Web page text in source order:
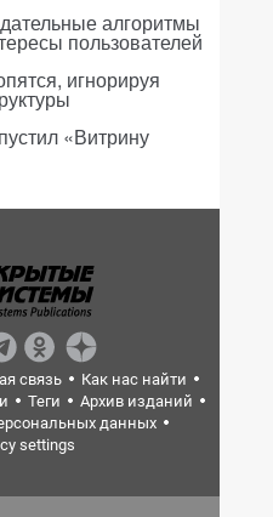
алгоритмы
пользователей
игнорируя
«Витрину
связь
Как нас найти
Теги
Архив изданий
данных
settings